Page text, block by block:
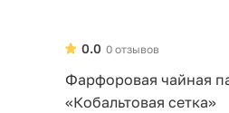
0 отзывов
0.0
Фарфоровая чайная
«Кобальтовая сетка»